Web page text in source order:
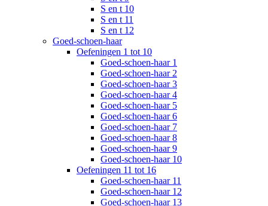
S en t 10
S en t 11
S en t 12
Goed-schoen-haar
Oefeningen 1 tot 10
Goed-schoen-haar 1
Goed-schoen-haar 2
Goed-schoen-haar 3
Goed-schoen-haar 4
Goed-schoen-haar 5
Goed-schoen-haar 6
Goed-schoen-haar 7
Goed-schoen-haar 8
Goed-schoen-haar 9
Goed-schoen-haar 10
Oefeningen 11 tot 16
Goed-schoen-haar 11
Goed-schoen-haar 12
Goed-schoen-haar 13